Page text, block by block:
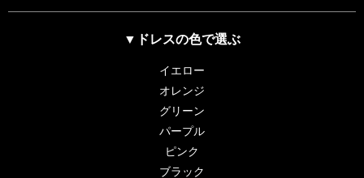
▼ドレスの色で選ぶ
イエロー
オレンジ
グリーン
パープル
ピンク
ブラック